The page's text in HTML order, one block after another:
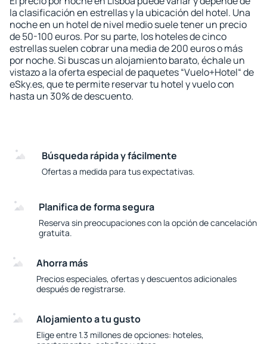
la clasificación en estrellas y la ubicación del hotel. Una
noche en un hotel de nivel medio suele tener un precio
de 50-100 euros. Por su parte, los hoteles de cinco
estrellas suelen cobrar una media de 200 euros o más
por noche. Si buscas un alojamiento barato, échale un
vistazo a la oferta especial de paquetes “Vuelo+Hotel“ de
eSky.es, que te permite reservar tu hotel y vuelo con
hasta un 30% de descuento.
Búsqueda rápida y fácilmente
Ofertas a medida para tus expectativas.
Planifica de forma segura
Reserva sin preocupaciones con la opción de cancelación
gratuita.
Ahorra más
Precios especiales, ofertas y descuentos adicionales
después de registrarse.
Alojamiento a tu gusto
Elige entre 1.3 millones de opciones: hoteles,